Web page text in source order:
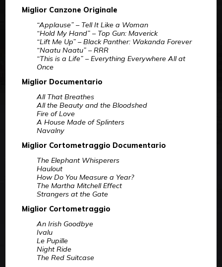
Miglior Canzone Originale
“Applause” – Tell It Like a Woman
“Hold My Hand” – Top Gun: Maverick
“Lift Me Up” – Black Panther: Wakanda Forever
“Naatu Naatu” – RRR
“This is a Life” – Everything Everywhere All at
Once
Miglior Documentario
All That Breathes
All the Beauty and the Bloodshed
Fire of Love
A House Made of Splinters
Navalny
Miglior Cortometraggio Documentario
The Elephant Whisperers
Haulout
How Do You Measure a Year?
The Martha Mitchell Effect
Strangers at the Gate
Miglior Cortometraggio
An Irish Goodbye
Ivalu
Le Pupille
Night Ride
The Red Suitcase